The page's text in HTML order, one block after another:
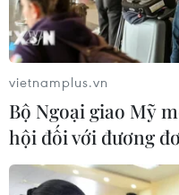
vietnamplus.vn
Bộ Ngoại giao Mỹ
hội đối với đương